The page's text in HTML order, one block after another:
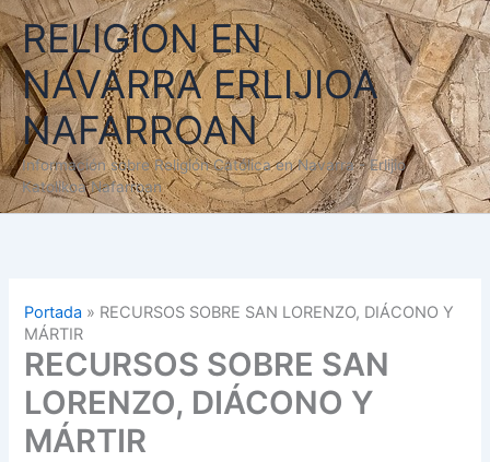
Ir
al
contenido
RELIGION EN
NAVARRA ERLIJIOA
NAFARROAN
Información sobre Religión Católica en Navarra - Erlijio
Katolikoa Nafarroan
Portada » RECURSOS SOBRE SAN LORENZO, DIÁCONO Y
MÁRTIR
RECURSOS SOBRE SAN
LORENZO, DIÁCONO Y
MÁRTIR